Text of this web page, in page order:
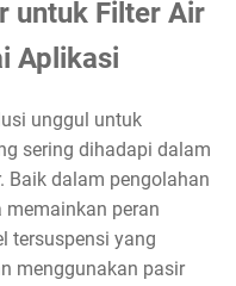
untuk Filter Air
Aplikasi
unggul untuk
sering dihadapi dalam
Baik dalam pengolahan
memainkan peran
tersuspensi yang
menggunakan pasir